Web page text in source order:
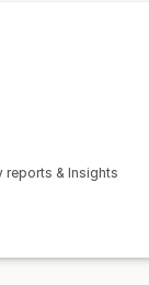
reports & Insights